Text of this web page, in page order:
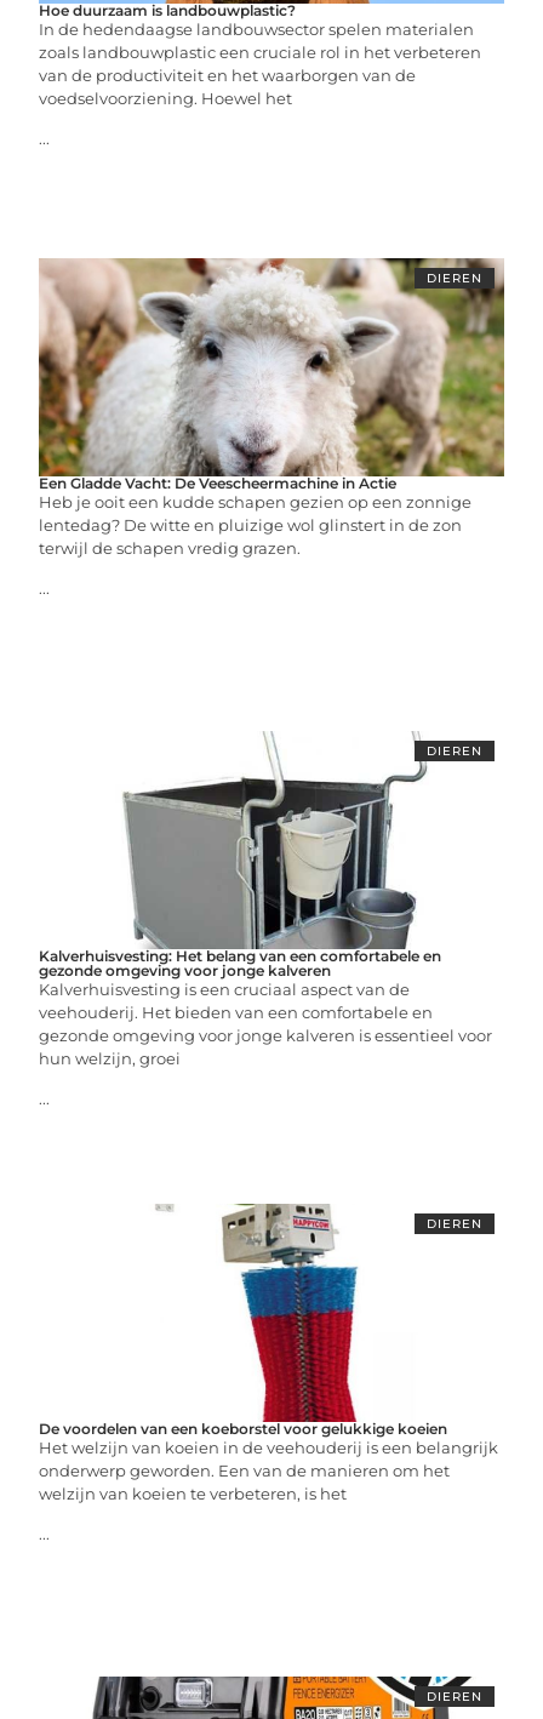
Hoe duurzaam is landbouwplastic?
In de hedendaagse landbouwsector spelen materialen
zoals landbouwplastic een cruciale rol in het verbeteren
van de productiviteit en het waarborgen van de
voedselvoorziening. Hoewel het
...
DIEREN
Een Gladde Vacht: De Veescheermachine in Actie
Heb je ooit een kudde schapen gezien op een zonnige
lentedag? De witte en pluizige wol glinstert in de zon
terwijl de schapen vredig grazen.
...
DIEREN
Kalverhuisvesting: Het belang van een comfortabele en
gezonde omgeving voor jonge kalveren
Kalverhuisvesting is een cruciaal aspect van de
veehouderij. Het bieden van een comfortabele en
gezonde omgeving voor jonge kalveren is essentieel voor
hun welzijn, groei
...
DIEREN
De voordelen van een koeborstel voor gelukkige koeien
Het welzijn van koeien in de veehouderij is een belangrijk
onderwerp geworden. Een van de manieren om het
welzijn van koeien te verbeteren, is het
...
DIEREN